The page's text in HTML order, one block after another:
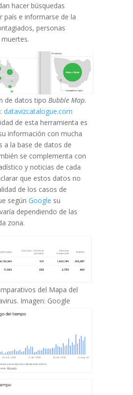
hacer búsquedas
país e informarse de la
personas
de datos tipo Bubble Map.
datavizcatalogue.com
de esta herramienta es
información con mucha
a la base de datos de
se complementa con
y noticias de cada
que estos datos no
de los casos de
según Google su
dependiendo de las
zona.
del Mapa del
Imagen: Google